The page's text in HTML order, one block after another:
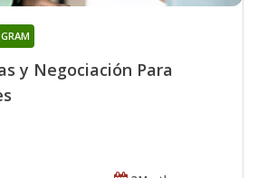
y Negociación Para